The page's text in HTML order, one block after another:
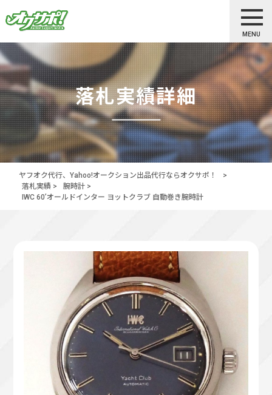
MENU
落札実績詳細
ヤフオク代行、Yahoo!オークション出品代行ならオクサポ！
>
落札実績 > 腕時計 >
IWC 60’オールドインター ヨットクラブ 自動巻き腕時計